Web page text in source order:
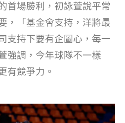
首場勝利，初詠萱說平常
，「基金會支持，洋將最
支持下要有企圖心，每一
強調，今年球隊不一樣
有競爭力。